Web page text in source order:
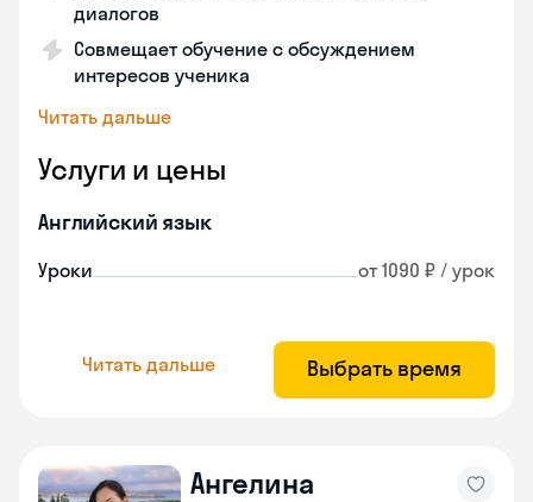
диалогов
Совмещает обучение с обсуждением
интересов ученика
Читать дальше
Услуги и цены
Английский язык
Уроки от 1090 ₽ / урок
Читать дальше Выбрать время
Ангелина